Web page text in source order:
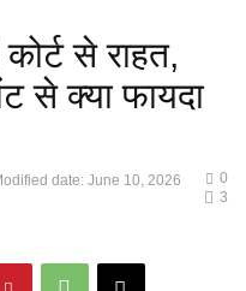
से राहत,
से क्या फायदा
date: June 10, 2026
0
3